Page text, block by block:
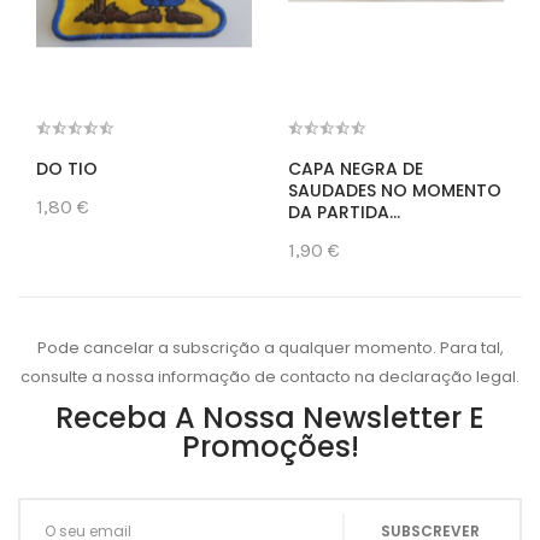
DO TIO
1,80 €
CAPA NEGRA DE
SAUDADES NO MOMENTO
DA PARTIDA...
1,90 €
Pode cancelar a subscrição a qualquer momento. Para tal,
consulte a nossa informação de contacto na declaração legal.
Receba A Nossa Newsletter E
Promoções!